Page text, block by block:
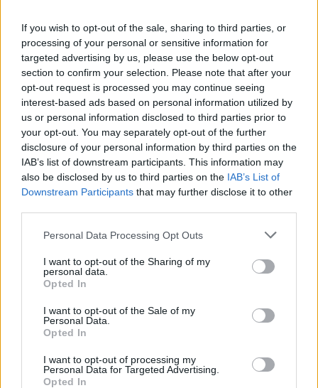
If you wish to opt-out of the sale, sharing to third parties, or
processing of your personal or sensitive information for
targeted advertising by us, please use the below opt-out
section to confirm your selection. Please note that after your
opt-out request is processed you may continue seeing
interest-based ads based on personal information utilized by
us or personal information disclosed to third parties prior to
your opt-out. You may separately opt-out of the further
disclosure of your personal information by third parties on the
IAB’s list of downstream participants. This information may
also be disclosed by us to third parties on the IAB’s List of
Downstream Participants that may further disclose it to other
Personal Data Processing Opt Outs
I want to opt-out of the Sharing of my
personal data.
Opted In
I want to opt-out of the Sale of my
Personal Data.
Opted In
I want to opt-out of processing my
Personal Data for Targeted Advertising.
Opted In
Ακολουθήστε το E-Radio.gr στο
Google News
και μάθετε πρώτοιτα πιο hot νέα.
Για ακόμη περισσότερανέα , μπείτε στηνροή
ειδήσεωντου E-Daily.gr
Ακολουθήστε το E-Radio.gr και στο Instagram